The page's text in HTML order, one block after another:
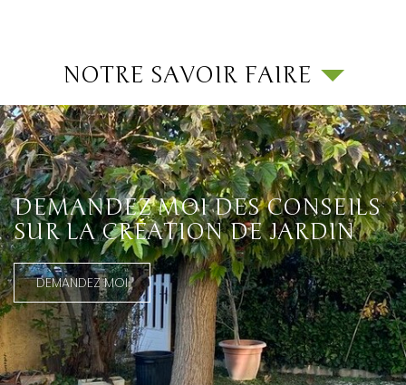
NOTRE SAVOIR FAIRE
DEMANDEZ MOI DES CONSEILS
SUR LA CRÉATION DE JARDIN
DEMANDEZ MOI